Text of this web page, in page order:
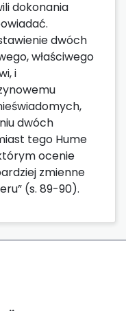
dokonania
dwóch
właściwego
i
dwóch
tego Hume
ocenie
zmienne
(s. 89-90).